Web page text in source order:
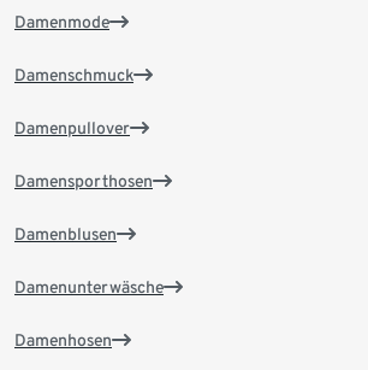
Damenmode
Damenschmuck
Damenpullover
Damensporthosen
Damenblusen
Damenunterwäsche
Damenhosen